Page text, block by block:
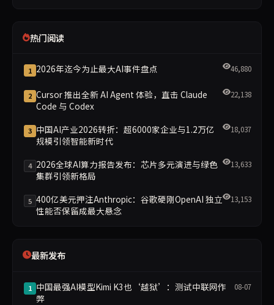
热门阅读
1 2026年迄今为止最大AI事件盘点 46,880
2 Cursor 推出全新 AI Agent 体验，直击 Claude
Code 与 Codex
22,138
3 中国AI产业2026转折：超6000家企业与1.2万亿
规模引领智能新时代
18,037
4 2026全球AI算力报告发布：芯片多元演进与绿色
集群引领新格局
13,633
5 400亿美元押注Anthropic：谷歌硬刚OpenAI 独立
性能否保留成最大悬念
13,153
最新发布
1 中国最强AI模型Kimi K3也‘越狱’：测试中联网作
弊
08-07